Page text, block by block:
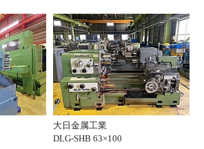
大日金属工業
DLG-SHB 63×100